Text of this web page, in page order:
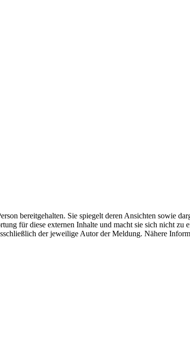
bereitgehalten. Sie spiegelt deren Ansichten sowie
für diese externen Inhalte und macht sie sich nicht zu
der jeweilige Autor der Meldung. Nähere